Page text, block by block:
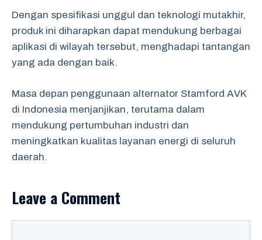
Dengan spesifikasi unggul dan teknologi mutakhir,
produk ini diharapkan dapat mendukung berbagai
aplikasi di wilayah tersebut, menghadapi tantangan
yang ada dengan baik.
Masa depan penggunaan alternator Stamford AVK
di Indonesia menjanjikan, terutama dalam
mendukung pertumbuhan industri dan
meningkatkan kualitas layanan energi di seluruh
daerah.
Leave a Comment